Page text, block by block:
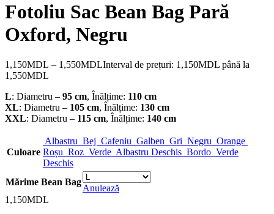
Fotoliu Sac Bean Bag Pară
Oxford, Negru
1,150MDL – 1,550MDLInterval de prețuri: 1,150MDL până la
1,550MDL
L: Diametru – 95 cm, Înălțime: 110 cm
XL: Diametru – 105 cm, Înălțime: 130 cm
XXL: Diametru – 115 cm, Înălțime: 140 cm
Culoare
Albastru Bej Cafeniu Galben Gri Negru Orange
Roșu Roz Verde Albastru Deschis Bordo Verde
Deschis
Mărime Bean Bag
Anulează
1,150MDL